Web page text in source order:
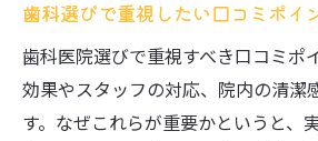
歯科選びで重視したい口コミポイ
歯科医院選びで重視すべき口コミポ
効果やスタッフの対応、院内の清潔
す。なぜこれらが重要かというと、